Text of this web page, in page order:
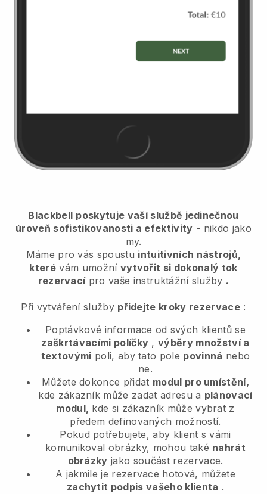
Blackbell poskytuje vaší službě jedinečnou
úroveň sofistikovanosti a efektivity - nikdo jako
my.
Máme pro vás spoustu intuitivních nástrojů,
které vám umožní vytvořit si dokonalý tok
rezervací pro vaše instruktážní služby .
Při vytváření služby přidejte kroky rezervace:
Poptávkové informace od svých klientů se
zaškrtávacími políčky ,výběry množství a
textovými poli, aby tato pole povinná nebo
ne.
Můžete dokonce přidat modul pro umístění,
kde zákazník může zadat adresu a plánovací
modul, kde si zákazník může vybrat z
předem definovaných možností.
Pokud potřebujete, aby klient s vámi
komunikoval obrázky, mohou také nahrát
obrázky jako součást rezervace.
A jakmile je rezervace hotová, můžete
zachytit podpis vašeho klienta .